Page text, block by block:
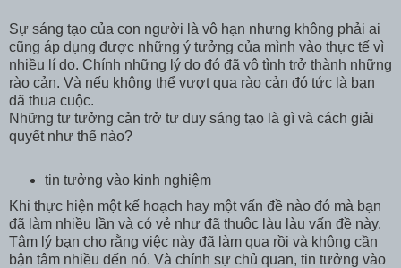
Sự sáng tạo của con người là vô hạn nhưng không phải ai
cũng áp dụng được những ý tưởng của mình vào thực tế vì
nhiều lí do. Chính những lý do đó đã vô tình trở thành những
rào cản. Và nếu không thể vượt qua rào cản đó tức là bạn
đã thua cuộc.
Những tư tưởng cản trở tư duy sáng tạo là gì và cách giải
quyết như thế nào?
tin tưởng vào kinh nghiệm
Khi thực hiện một kế hoạch hay một vấn đề nào đó mà bạn
đã làm nhiều lần và có vẻ như đã thuộc làu làu vấn đề này.
Tâm lý bạn cho rằng việc này đã làm qua rồi và không cần
bận tâm nhiều đến nó. Và chính sự chủ quan, tin tưởng vào